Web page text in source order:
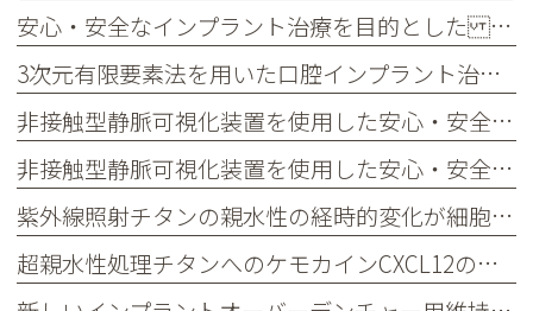
安心・安全なインプラント治療を目的とした Computer guided surgery
3次元有限要素法を用いた口腔インプラント治療の術前シュミレーションの検討
非接触型静脈可視化装置を使用した安心・安全な採血方法の提案
非接触型静脈可視化装置を使用した安心・安全な採血・静脈ライン確保方法の提案
紫外線照射チタンの親水性の経時的変化が細胞接着タンパク質吸着に与える影響
超親水性処理チタンへのケモカインCXCL12の吸着特性